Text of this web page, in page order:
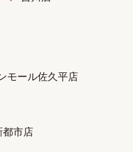
モール佐久平店
都市店